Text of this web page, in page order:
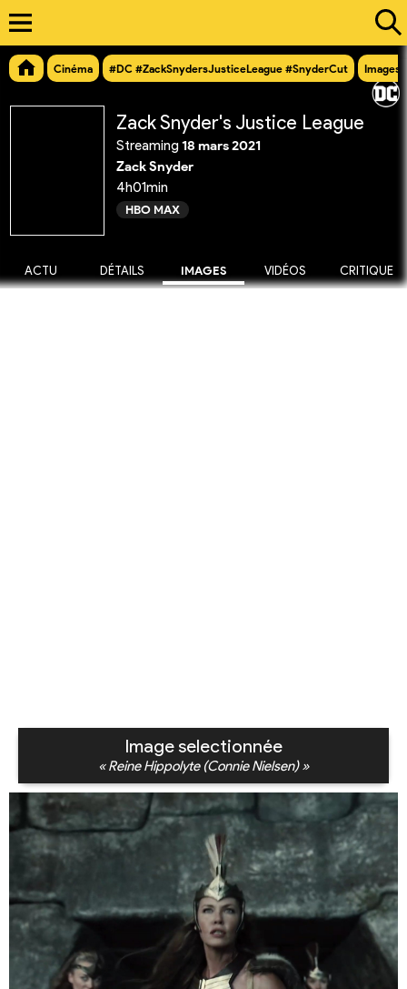
Cinéma #DC #ZackSnydersJusticeLeague #SnyderCut Images
Zack Snyder's Justice League
Streaming18 mars 2021
Zack Snyder
4h01min
HBO MAX
ACTU DÉTAILS IMAGES VIDÉOS CRITIQUE
Image selectionnée
« Reine Hippolyte (Connie Nielsen) »